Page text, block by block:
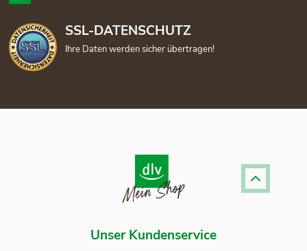
SSL-DATENSCHUTZ
Ihre Daten werden sicher übertragen!
Unser Kundenservice